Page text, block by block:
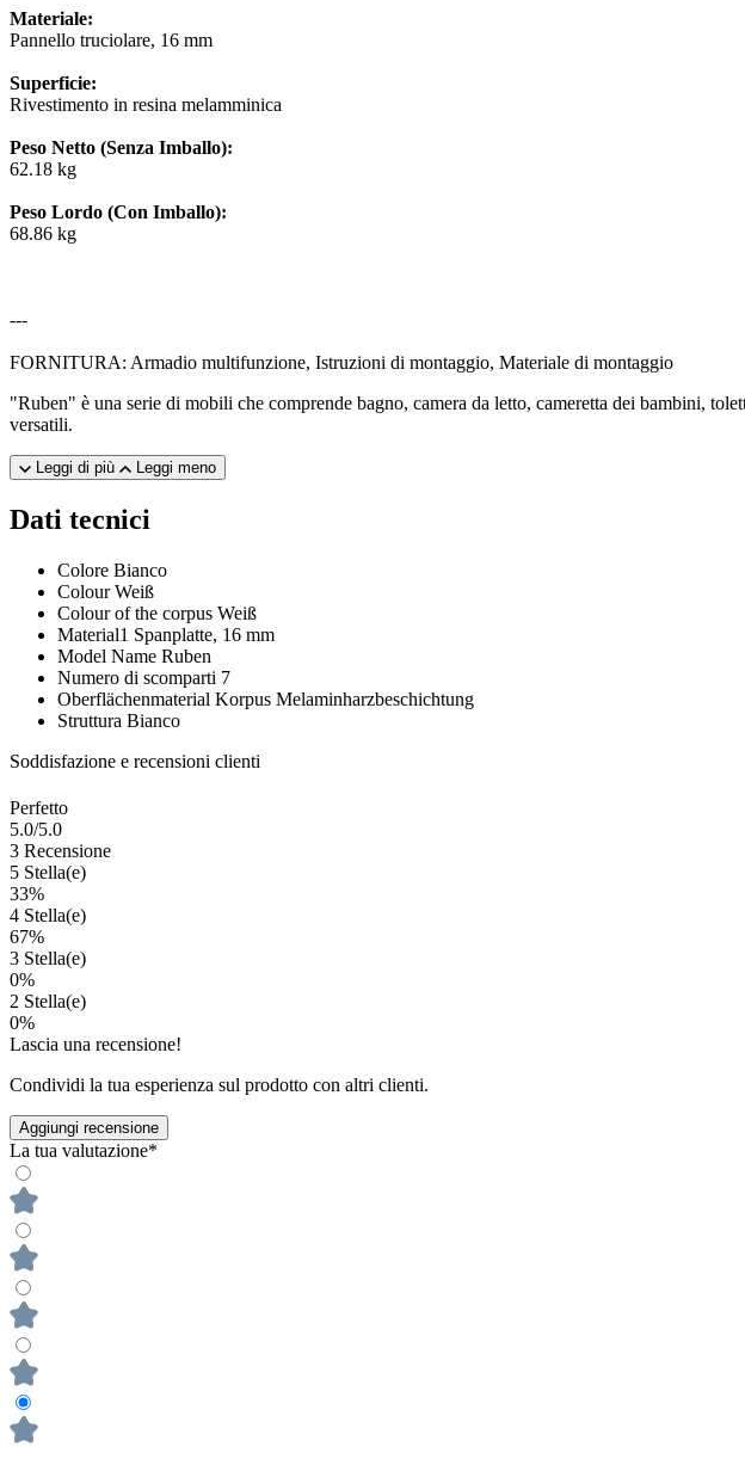
Materiale:
Pannello truciolare, 16 mm
Superficie:
Rivestimento in resina melamminica
Peso Netto (Senza Imballo):
62.18 kg
Peso Lordo (Con Imballo):
68.86 kg
---
FORNITURA: Armadio multifunzione, Istruzioni di montaggio, Materiale di montaggio
"Ruben" è una serie di mobili che comprende bagno, camera da letto, cameretta dei bambini,
versatili.
Leggi di più Leggi meno
Dati tecnici
Colore Bianco
Colour Weiß
Colour of the corpus Weiß
Material1 Spanplatte, 16 mm
Model Name Ruben
Numero di scomparti 7
Oberflächenmaterial Korpus Melaminharzbeschichtung
Struttura Bianco
Soddisfazione e recensioni clienti
Perfetto
5.0/5.0
3 Recensione
5 Stella(e)
33%
4 Stella(e)
67%
3 Stella(e)
0%
2 Stella(e)
0%
Lascia una recensione!
Condividi la tua esperienza sul prodotto con altri clienti.
Aggiungi recensione
La tua valutazione*